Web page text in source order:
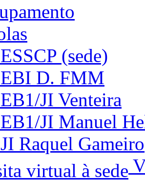
(sede)
EBI D. FMM
JI Venteira
EB1/JI Manuel
Raquel Gameiro